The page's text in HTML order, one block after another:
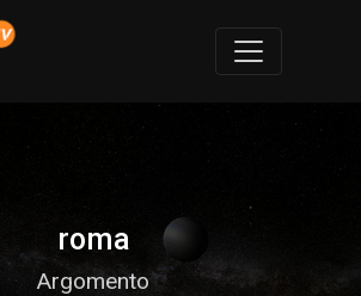
roma
Argomento